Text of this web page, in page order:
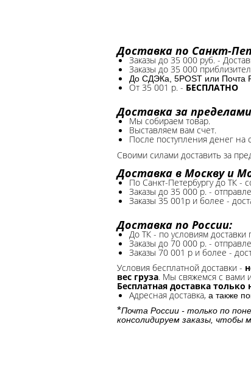
Доставка по Санкт-
Заказы до 35 000 руб. -
Заказы до 35 000
До СДЭКа, 5POST или Почта
От 35 001 р. - БЕСПЛАТНО
Доставка за
Мы собираем товар.
Выставляем вам счет.
После поступления денег на
Своими силами доставить за
Доставка в Москву и
По Санкт-Петербургу до ТК -
Заказы до 35 000 р. -
Заказы 35 001р и более -
Доставка по России:
До ТК - по условиям доставки
Заказы до 70 000 р. -
Заказы 70 001 р и более -
Условия бесплатной доставки -
вес груза. Мы свяжемся с вами
Бесплатная доставка
Адресная доставка, а также
*Почта России - только по
консолидируем заказы, чтобы